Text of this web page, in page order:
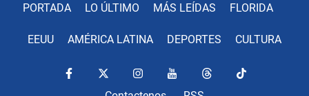
PORTADA LO ÚLTIMO MÁS LEÍDAS FLORIDA
EEUU AMÉRICA LATINA DEPORTES CULTURA